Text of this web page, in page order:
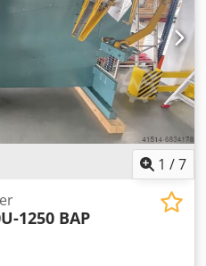
1 /7
1250 BAP